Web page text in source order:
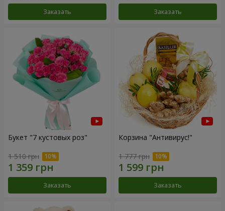
Заказать Заказать
Букет "7 кустовых роз"
1 510 грн
Заказать
Корзина "Антивирус!"
1 777 грн
Заказать